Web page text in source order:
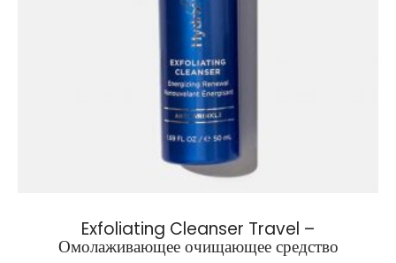
Exfoliating Cleanser Travel –
Омолаживающее очищающее средство